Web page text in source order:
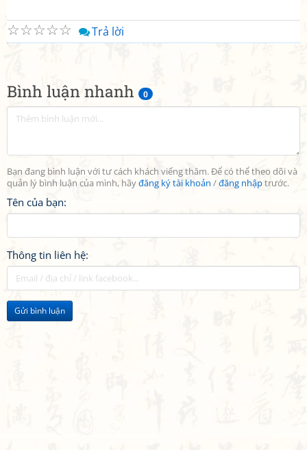
Bình luận nhanh 0
Bạn đang bình luận với tư cách khách viếng thăm. Để có thể theo dõi và
quản lý bình luận của mình, hãyđăng ký tài khoản /đăng nhậptrước.
Tên của bạn:
Thông tin liên hệ:
Gửi bình luận
☆
☆
☆
☆
☆ Trả lời